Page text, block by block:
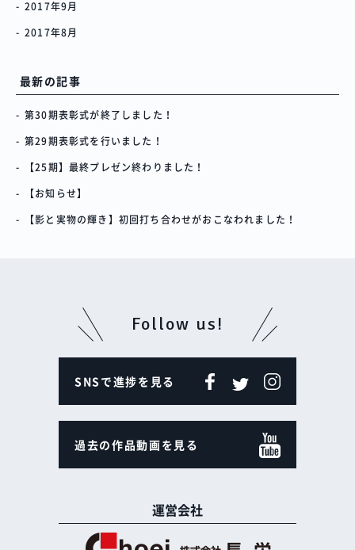
2017年9月
2017年8月
最新の記事
第30期表彰式が終了しました！
第29期表彰式を行いました！
【25期】最終プレゼン終わりました！
【お知らせ】
【影と実物の輝き】初回打ち合わせがおこなわれました！
Follow us!
SNSで進捗を見る
過去の作品動画を見る
運営会社